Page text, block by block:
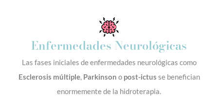
Enfermedades Neurológicas
Las fases iniciales de enfermedades neurológicas como
Esclerosis múltiple, Parkinson o post-ictus se benefician
enormemente de la hidroterapia.